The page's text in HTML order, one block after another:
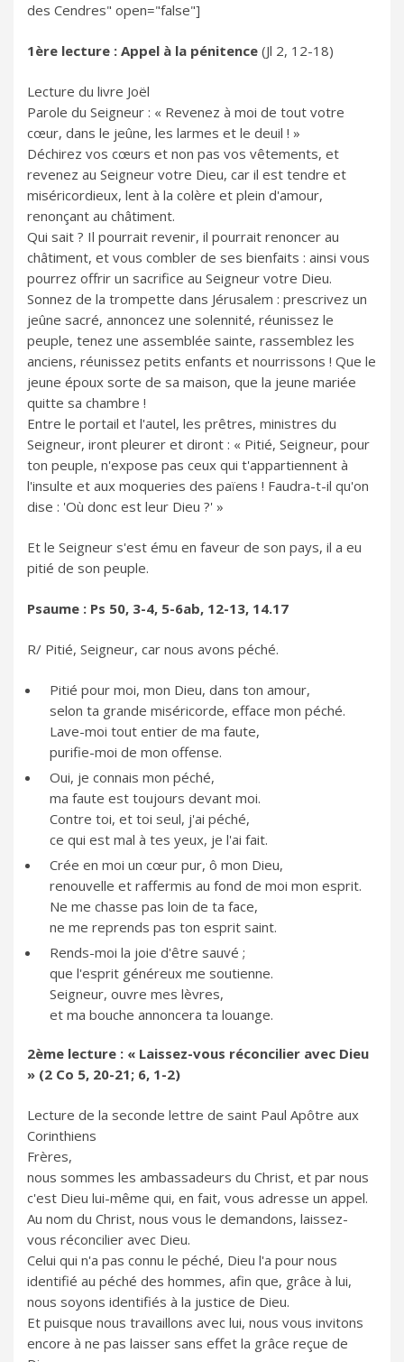
des Cendres" open="false"]
1ère lecture : Appel à la pénitence (Jl 2, 12-18)
Lecture du livre Joël
Parole du Seigneur : « Revenez à moi de tout votre
cœur, dans le jeûne, les larmes et le deuil ! »
Déchirez vos cœurs et non pas vos vêtements, et
revenez au Seigneur votre Dieu, car il est tendre et
miséricordieux, lent à la colère et plein d'amour,
renonçant au châtiment.
Qui sait ? Il pourrait revenir, il pourrait renoncer au
châtiment, et vous combler de ses bienfaits : ainsi vous
pourrez offrir un sacrifice au Seigneur votre Dieu.
Sonnez de la trompette dans Jérusalem : prescrivez un
jeûne sacré, annoncez une solennité, réunissez le
peuple, tenez une assemblée sainte, rassemblez les
anciens, réunissez petits enfants et nourrissons ! Que le
jeune époux sorte de sa maison, que la jeune mariée
quitte sa chambre !
Entre le portail et l'autel, les prêtres, ministres du
Seigneur, iront pleurer et diront : « Pitié, Seigneur, pour
ton peuple, n'expose pas ceux qui t'appartiennent à
l'insulte et aux moqueries des païens ! Faudra-t-il qu'on
dise : 'Où donc est leur Dieu ?' »
Et le Seigneur s'est ému en faveur de son pays, il a eu
pitié de son peuple.
Psaume : Ps 50, 3-4, 5-6ab, 12-13, 14.17
R/ Pitié, Seigneur, car nous avons péché.
Pitié pour moi, mon Dieu, dans ton amour,
selon ta grande miséricorde, efface mon péché.
Lave-moi tout entier de ma faute,
purifie-moi de mon offense.
Oui, je connais mon péché,
ma faute est toujours devant moi.
Contre toi, et toi seul, j'ai péché,
ce qui est mal à tes yeux, je l'ai fait.
Crée en moi un cœur pur, ô mon Dieu,
renouvelle et raffermis au fond de moi mon esprit.
Ne me chasse pas loin de ta face,
ne me reprends pas ton esprit saint.
Rends-moi la joie d'être sauvé ;
que l'esprit généreux me soutienne.
Seigneur, ouvre mes lèvres,
et ma bouche annoncera ta louange.
2ème lecture : « Laissez-vous réconcilier avec Dieu
» (2 Co 5, 20-21; 6, 1-2)
Lecture de la seconde lettre de saint Paul Apôtre aux
Corinthiens
Frères,
nous sommes les ambassadeurs du Christ, et par nous
c'est Dieu lui-même qui, en fait, vous adresse un appel.
Au nom du Christ, nous vous le demandons, laissez-
vous réconcilier avec Dieu.
Celui qui n'a pas connu le péché, Dieu l'a pour nous
identifié au péché des hommes, afin que, grâce à lui,
nous soyons identifiés à la justice de Dieu.
Et puisque nous travaillons avec lui, nous vous invitons
encore à ne pas laisser sans effet la grâce reçue de